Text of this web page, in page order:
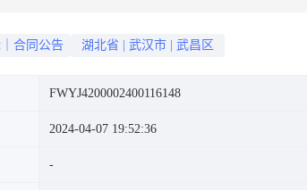
合同公告 湖北省 武汉市 武昌区
FWYJ4200002400116148
2024-04-07 19:52:36